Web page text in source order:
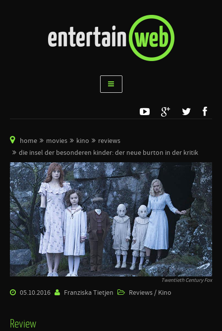
home movies kino
reviews
die insel der besonderen kinder: der neue burton in der kritik
Twentieth Century Fox
05.10.2016 Franziska Tietjen Reviews / Kino
Review